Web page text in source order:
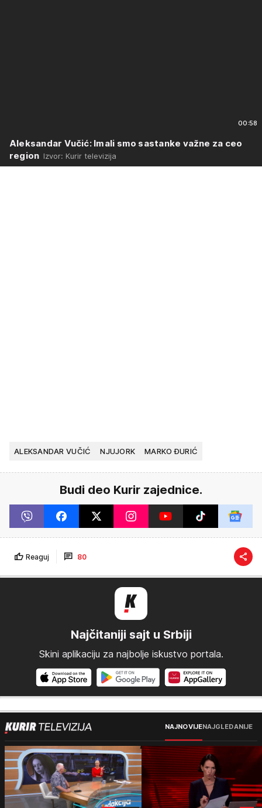
00:58
Aleksandar Vučić: Imali smo sastanke važne za ceo
region Izvor: Kurir televizija
ALEKSANDAR VUČIĆ NJUJORK MARKO ĐURIĆ
Budi deo Kurir zajednice.
Reaguj 80
Najčitaniji sajt u Srbiji
Skini aplikaciju za najbolje iskustvo portala.
NAJNOVIJENAJGLEDANIJE